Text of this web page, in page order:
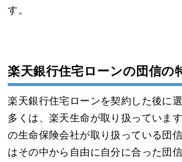
す。
楽天銀行住宅ローンの団信の
楽天銀行住宅ローンを契約した後に
多くは、楽天生命が取り扱っていま
の生命保険会社が取り扱っている団
はその中から自由に自分に合った団